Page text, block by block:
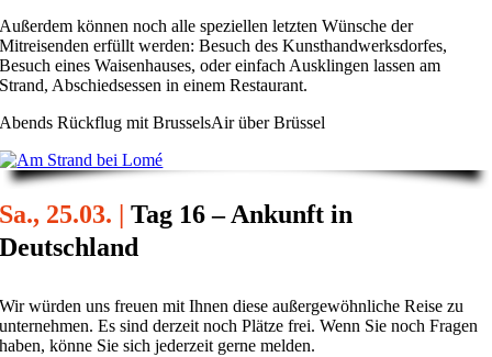
Außerdem können noch alle speziellen letzten Wünsche der
Mitreisenden erfüllt werden: Besuch des Kunsthandwerksdorfes,
Besuch eines Waisenhauses, oder einfach Ausklingen lassen am
Strand, Abschiedsessen in einem Restaurant.
Abends Rückflug mit BrusselsAir über Brüssel
Sa., 25.03. |
Tag 16 – Ankunft in
Deutschland
Wir würden uns freuen mit Ihnen diese außergewöhnliche Reise zu
unternehmen. Es sind derzeit noch Plätze frei. Wenn Sie noch Fragen
haben, könne Sie sich jederzeit gerne melden.